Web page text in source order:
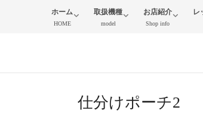
ホーム
HOME
取扱機種
model
お店紹介
Shop info
レ
仕分けポーチ2